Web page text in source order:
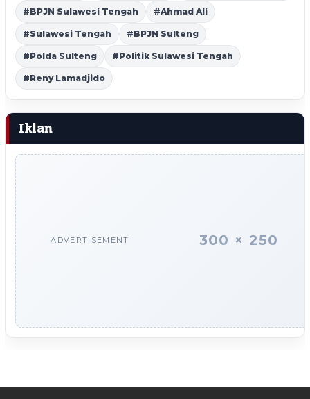
#BPJN Sulawesi Tengah #Ahmad Ali
#Sulawesi Tengah #BPJN Sulteng
#Polda Sulteng #Politik Sulawesi Tengah
#Reny Lamadjido
Iklan
ADVERTISEMENT 300 × 250